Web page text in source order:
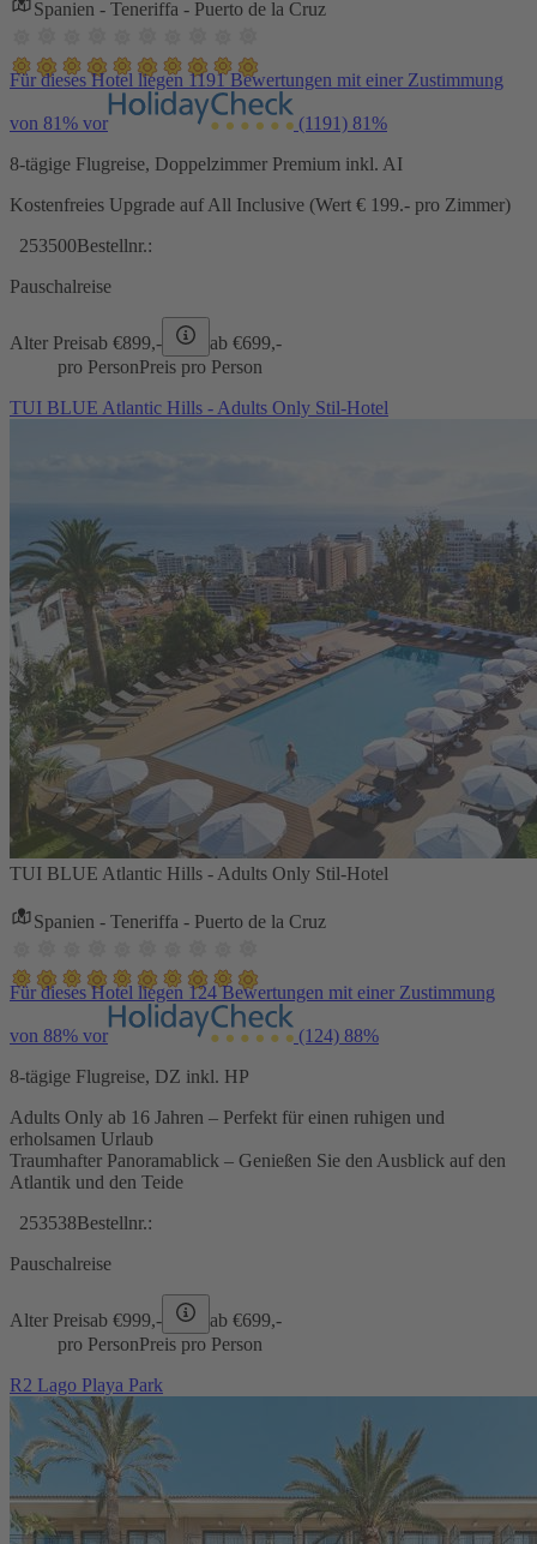
Spanien - Teneriffa - Puerto de la Cruz
Für dieses Hotel liegen 1191 Bewertungen mit einer Zustimmung
von 81% vor (1191) 81%
8-tägige Flugreise, Doppelzimmer Premium inkl. AI
Kostenfreies Upgrade auf All Inclusive (Wert € 199.- pro Zimmer)
253500Bestellnr.:
Pauschalreise
Alter Preisab €899,- ab €699,-
pro PersonPreis pro Person
TUI BLUE Atlantic Hills - Adults Only Stil-Hotel
TUI BLUE Atlantic Hills - Adults Only Stil-Hotel
Spanien - Teneriffa - Puerto de la Cruz
Für dieses Hotel liegen 124 Bewertungen mit einer Zustimmung
von 88% vor (124) 88%
8-tägige Flugreise, DZ inkl. HP
Adults Only ab 16 Jahren – Perfekt für einen ruhigen und
erholsamen Urlaub
Traumhafter Panoramablick – Genießen Sie den Ausblick auf den
Atlantik und den Teide
253538Bestellnr.:
Pauschalreise
Alter Preisab €999,- ab €699,-
pro PersonPreis pro Person
R2 Lago Playa Park